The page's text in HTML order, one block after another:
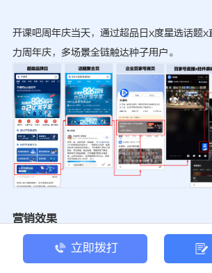
开课吧周年庆当天，通过超品日x度星选话题x
力周年庆，多场景全链触达种子用户。
营销效果
投后两周，实现整体5500万+曝光，话题阅
立即拨打